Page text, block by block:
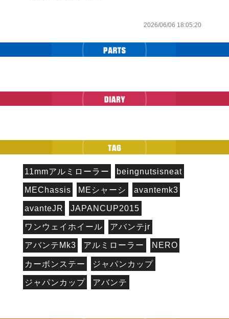
2026/06/06 18:05:20
11mmアルミローラー beingnutsisneat
MEChassis MEシャーシ avantemk3
avanteJR JAPANCUP2015
ワンウェイホイール アバンテjr
アバンテMk3 アルミローラー NERO
カーボンステー ジャパンカップ
ジャパンカップ アバンテ